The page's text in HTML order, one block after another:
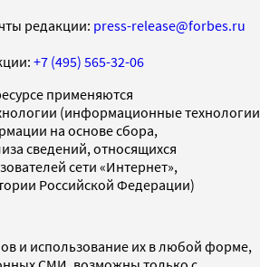
редакции: press-release@forbes.ru
+7 (495) 565-32-06
применяются
(информационные технологии
на основе сбора,
сведений, относящихся
сети «Интернет»,
Российской Федерации)
и использование их в любой форме,